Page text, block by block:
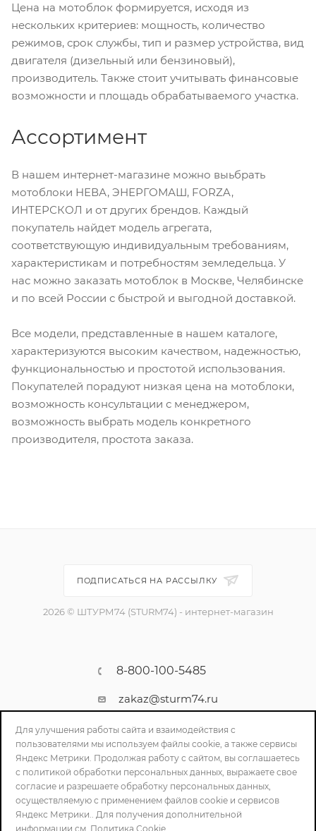
Цена на мотоблок формируется, исходя из
нескольких критериев: мощность, количество
режимов, срок службы, тип и размер устройства, вид
двигателя (дизельный или бензиновый),
производитель. Также стоит учитывать финансовые
возможности и площадь обрабатываемого участка.
Ассортимент
В нашем интернет-магазине можно выьбрать
мотоблоки НЕВА, ЭНЕРГОМАШ, FORZA,
ИНТЕРСКОЛ и от других брендов. Каждый
покупатель найдет модель агрегата,
соответствующую индивидуальным требованиям,
характеристикам и потребностям земледельца. У
нас можно заказать мотоблок в Москве, Челябинске
и по всей России с быстрой и выгодной доставкой.
Все модели, представленные в нашем каталоге,
характеризуются высоким качеством, надежностью,
функциональностью и простотой использования.
Покупателей порадуют низкая цена на мотоблоки,
возможность консультации с менеджером,
возможность выбрать модель конкретного
производителя, простота заказа.
ПОДПИСАТЬСЯ НА РАССЫЛКУ
2026 © ШТУРМ74 (STURM74) - интернет-магазин
8-800-100-5485
zakaz@sturm74.ru
г. Челябинск, ул. Стартовая 34/1
Для улучшения работы сайта и взаимодействия с
пользователями мы используем файлы cookie, а также сервисы
Яндекс Метрики. Продолжая работу с сайтом, вы соглашаетесь
с политикой обработки персональных данных, выражаете свое
согласие и разрешаете обработку персональных данных,
осуществляемую с применением файлов cookie и сервисов
Яндекс Метрики.. Для получения дополнительной
информации см. Политика Cookie